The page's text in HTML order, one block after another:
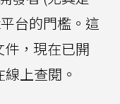
台的門檻。這
，現在已開
上查閱。